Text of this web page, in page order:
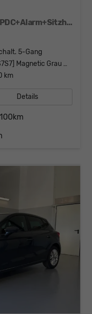
Style 80PS Voll-LED+Kessy+PDC+Alarm+Sitzheizung+Kamera+App-Connect
5-Gang
[S7S7] Magnetic Grau Metallic
km
Details